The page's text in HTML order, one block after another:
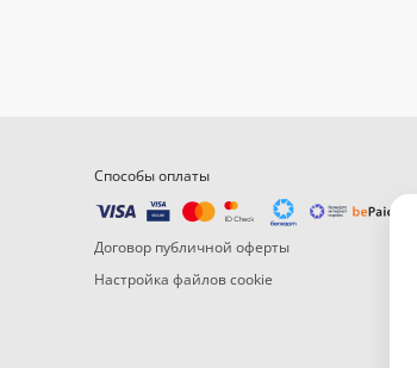
Способы оплаты
Договор публичной оферты
Настройка файлов cookie